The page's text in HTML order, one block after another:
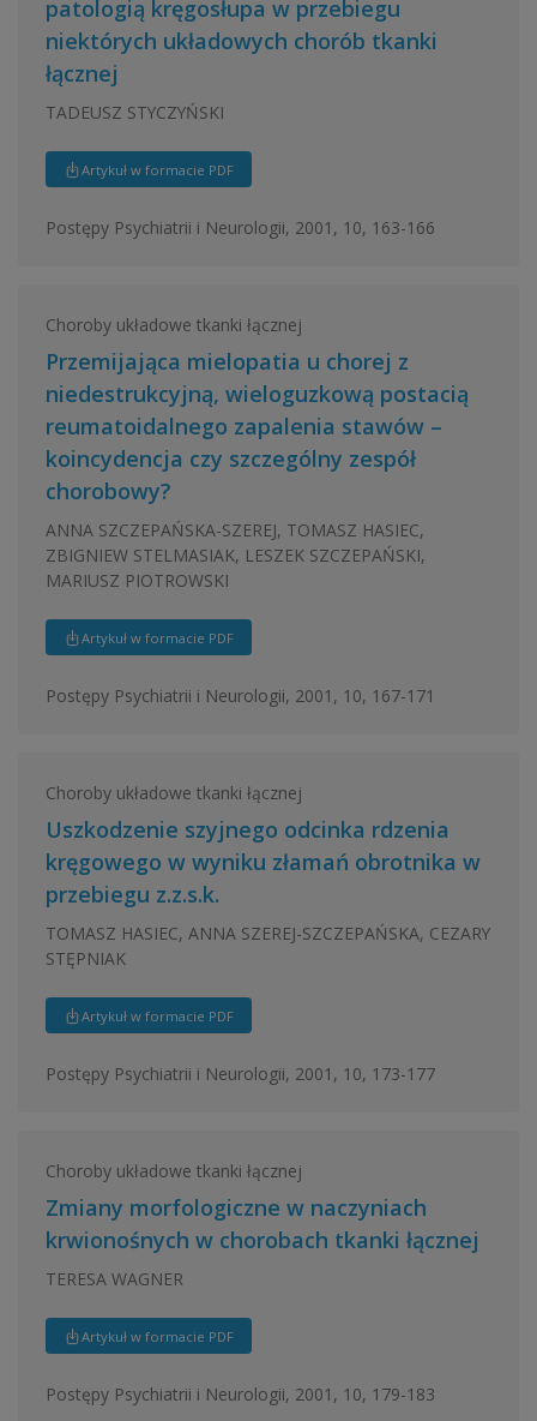
patologią kręgosłupa w przebiegu
niektórych układowych chorób tkanki
łącznej
TADEUSZ STYCZYŃSKI
Artykuł w formacie PDF
Postępy Psychiatrii i Neurologii, 2001, 10, 163-166
Choroby układowe tkanki łącznej
Przemijająca mielopatia u chorej z
niedestrukcyjną, wieloguzkową postacią
reumatoidalnego zapalenia stawów –
koincydencja czy szczególny zespół
chorobowy?
ANNA SZCZEPAŃSKA-SZEREJ, TOMASZ HASIEC,
ZBIGNIEW STELMASIAK, LESZEK SZCZEPAŃSKI,
MARIUSZ PIOTROWSKI
Artykuł w formacie PDF
Postępy Psychiatrii i Neurologii, 2001, 10, 167-171
Choroby układowe tkanki łącznej
Uszkodzenie szyjnego odcinka rdzenia
kręgowego w wyniku złamań obrotnika w
przebiegu z.z.s.k.
TOMASZ HASIEC, ANNA SZEREJ-SZCZEPAŃSKA, CEZARY
STĘPNIAK
Artykuł w formacie PDF
Postępy Psychiatrii i Neurologii, 2001, 10, 173-177
Choroby układowe tkanki łącznej
Zmiany morfologiczne w naczyniach
krwionośnych w chorobach tkanki łącznej
TERESA WAGNER
Artykuł w formacie PDF
Postępy Psychiatrii i Neurologii, 2001, 10, 179-183